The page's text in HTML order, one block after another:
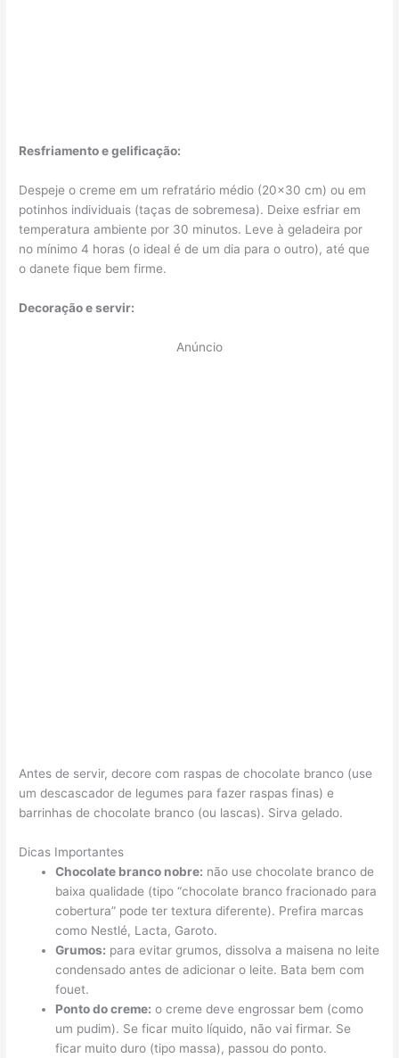
Resfriamento e gelificação:
Despeje o creme em um refratário médio (20×30 cm) ou em
potinhos individuais (taças de sobremesa). Deixe esfriar em
temperatura ambiente por 30 minutos. Leve à geladeira por
no mínimo 4 horas (o ideal é de um dia para o outro), até que
o danete fique bem firme.
Decoração e servir:
Anúncio
Antes de servir, decore com raspas de chocolate branco (use
um descascador de legumes para fazer raspas finas) e
barrinhas de chocolate branco (ou lascas). Sirva gelado.
Dicas Importantes
Chocolate branco nobre: não use chocolate branco de
baixa qualidade (tipo “chocolate branco fracionado para
cobertura” pode ter textura diferente). Prefira marcas
como Nestlé, Lacta, Garoto.
Grumos: para evitar grumos, dissolva a maisena no leite
condensado antes de adicionar o leite. Bata bem com
fouet.
Ponto do creme: o creme deve engrossar bem (como
um pudim). Se ficar muito líquido, não vai firmar. Se
ficar muito duro (tipo massa), passou do ponto.